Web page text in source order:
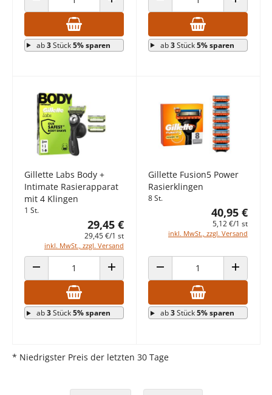
ANZAHL VERRINGERN ANZAHL ERHÖHEN
ab3Stück5% sparen
ANZAHL VERRINGERN ANZAHL
ab3Stück5% sparen
Gillette Labs Body +
Intimate Rasierapparat
mit 4 Klingen
1 St.
29,45 €
29,45 €/1 st
inkl. MwSt., zzgl. Versand
ANZAHL VERRINGERN ANZAHL ERHÖHEN
ab3Stück5% sparen
Gillette Fusion5 Power
Rasierklingen
8 St.
40,95 €
5,12 €/1 st
inkl. MwSt., zzgl. Versand
ANZAHL VERRINGERN ANZAHL
ab3Stück5% sparen
* Niedrigster Preis der letzten 30 Tage